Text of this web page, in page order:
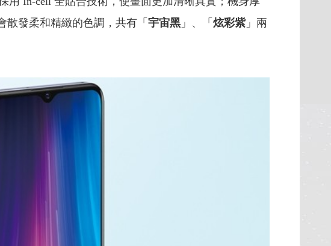
散發柔和精緻的色調，共有「 宇宙黑 」、「 炫彩紫」兩